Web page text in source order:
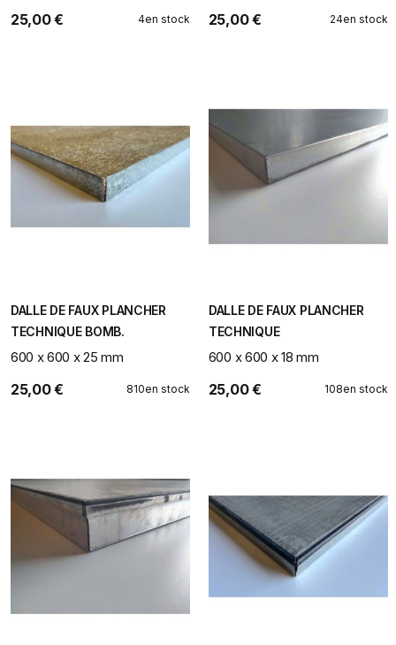
25,00 € 4en stock 25,00 € 24en stock
DALLE DE FAUX PLANCHER
TECHNIQUE BOMB.
600 x 600 x 25 mm
25,00 € 810en stock
DALLE DE FAUX PLANCHER
TECHNIQUE
600 x 600 x 18 mm
25,00 € 108en stock